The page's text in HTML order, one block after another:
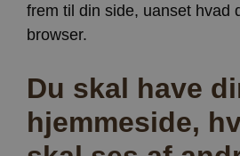
frem til din side, uanset hvad
browser.
Du skal have
hjemmeside,